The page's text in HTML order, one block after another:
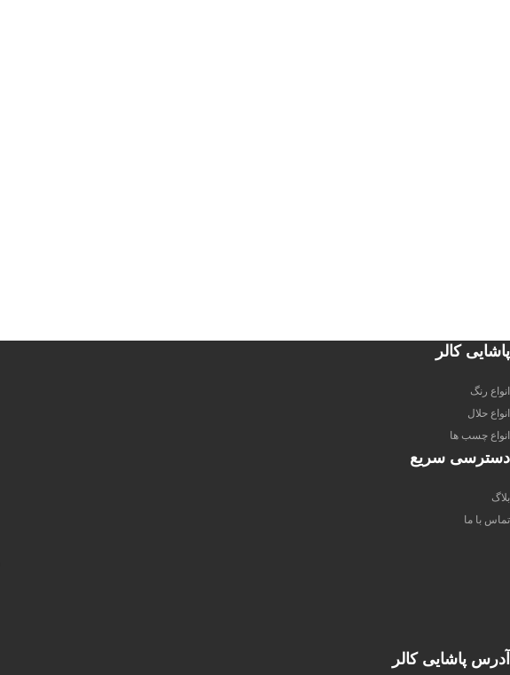
پاشایی کالر
انواع رنگ
انواع حلال
انواع چسب ها
دسترسی سریع
بلاگ
تماس با ما
آدرس پاشایی کالر